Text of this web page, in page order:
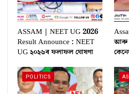
ASSAM | NEET UG 2026
Result Announce : NEET
UG ২০২৬ৰ ফলাফল ঘোষণা
আৰু
POLITICS